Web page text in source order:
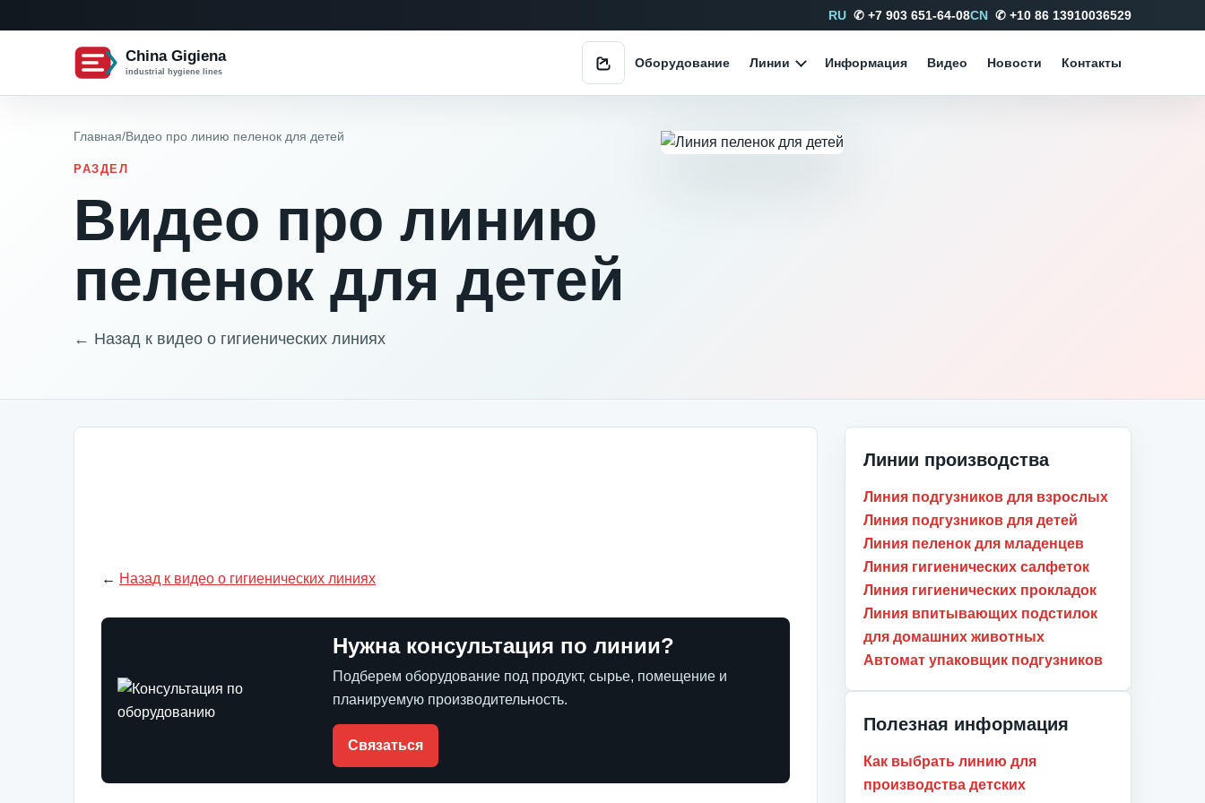
RU ✆ +7 903 651-64-08CN ✆ +10 86 13910036529
China Gigiena
industrial hygiene lines ПоделитьсяОборудование Линии Информация Видео Новости Контакты
Главная/Видео про линию пеленок для детей
РАЗДЕЛ
Видео про линию
пеленок для детей
← Назад к видео о гигиенических линиях
← Назад к видео о гигиенических линиях
Нужна консультация по линии?
Подберем оборудование под продукт, сырье, помещение и
планируемую производительность.
Связаться
Линии производства
Линия подгузников для взрослых
Линия подгузников для детей
Линия пеленок для младенцев
Линия гигиенических салфеток
Линия гигиенических прокладок
Линия впитывающих подстилок
для домашних животных
Автомат упаковщик подгузников
Полезная информация
Как выбрать линию для
производства детских